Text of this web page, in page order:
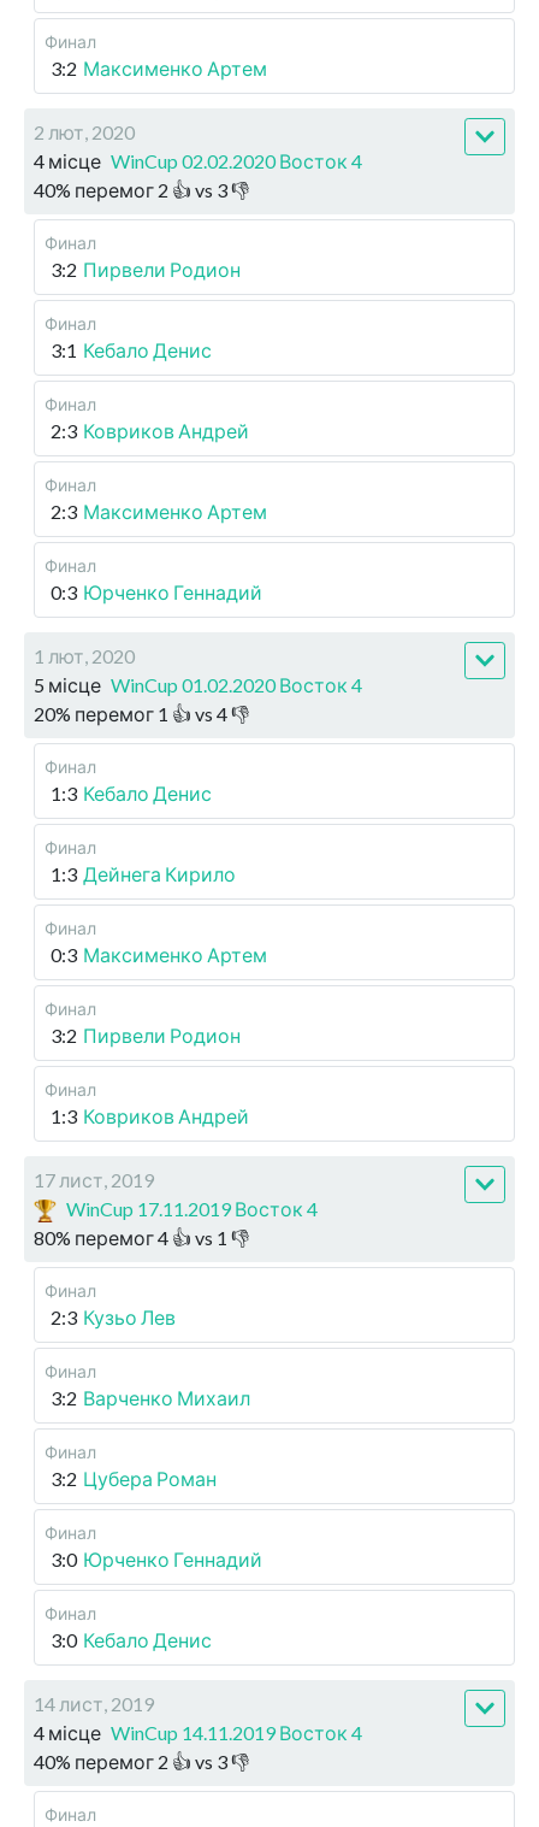
Финал
3:2 Максименко Артем
2 лют, 2020
4 місце WinCup 02.02.2020 Восток 4
40% перемог 2 👍 vs 3👎
Финал
3:2 Пирвели Родион
Финал
3:1 Кебало Денис
Финал
2:3 Ковриков Андрей
Финал
2:3 Максименко Артем
Финал
0:3 Юрченко Геннадий
1 лют, 2020
5 місце WinCup 01.02.2020 Восток 4
20% перемог 1 👍 vs 4👎
Финал
1:3 Кебало Денис
Финал
1:3 Дейнега Кирило
Финал
0:3 Максименко Артем
Финал
3:2 Пирвели Родион
Финал
1:3 Ковриков Андрей
17 лист, 2019
WinCup 17.11.2019 Восток 4
80% перемог4 👍 vs 1 👎
Финал
2:3 Кузьо Лев
Финал
3:2 Варченко Михаил
Финал
3:2 Цубера Роман
Финал
3:0 Юрченко Геннадий
Финал
3:0 Кебало Денис
14 лист, 2019
4 місце WinCup 14.11.2019 Восток 4
40% перемог 2 👍 vs 3👎
Финал